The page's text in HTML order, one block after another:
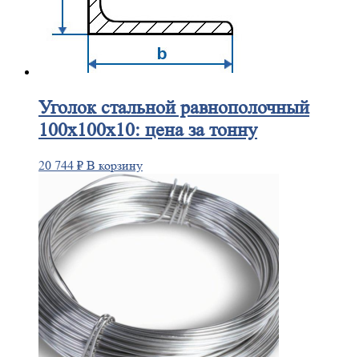
Уголокстальной равнополочный
100х100х10: цена за тонну
20 744 ₽ В корзину